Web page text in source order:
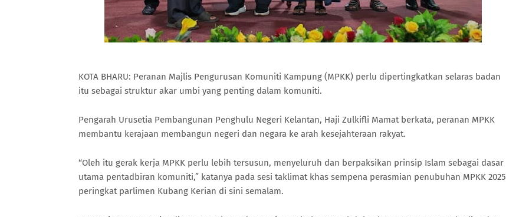
KOTA BHARU: Peranan Majlis Pengurusan Komuniti Kampung (MPKK) perlu dipertingkatkan selaras badan
itu sebagai struktur akar umbi yang penting dalam komuniti.
Pengarah Urusetia Pembangunan Penghulu Negeri Kelantan, Haji Zulkifli Mamat berkata, peranan MPKK
membantu kerajaan membangun negeri dan negara ke arah kesejahteraan rakyat.
“Oleh itu gerak kerja MPKK perlu lebih tersusun, menyeluruh dan berpaksikan prinsip Islam sebagai dasar
utama pentadbiran komuniti,” katanya pada sesi taklimat khas sempena perasmian penubuhan MPKK 2025
peringkat parlimen Kubang Kerian di sini semalam.